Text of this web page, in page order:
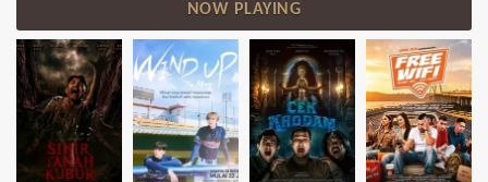
NOW PLAYING